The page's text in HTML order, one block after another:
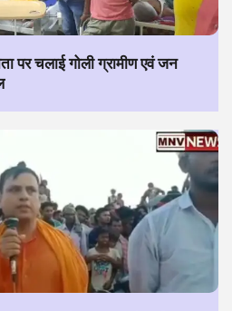
पर चलाई गोली ग्रामीण एवं जन